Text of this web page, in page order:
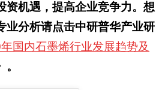
资机遇，提高企业竞争力。想
业分析请点击中研普华产业研
年国内石墨烯行业发展趋势及
。